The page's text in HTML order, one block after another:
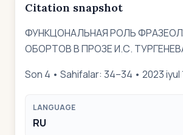
Citation snapshot
ФУНКЦОНАЛЬНАЯ РОЛЬ
ОБОРТОВ В ПРОЗЕ И.С.
Son 4 • Sahifalar: 34–34 • 2023 iyul
LANGUAGE
RU